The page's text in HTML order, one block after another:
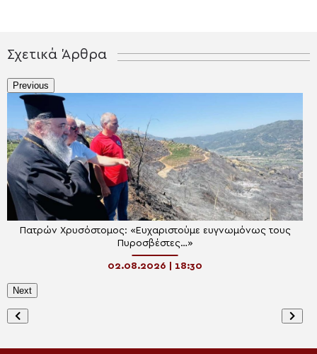
Σχετικά Άρθρα
Previous
Πατρών Χρυσόστομος: «Ευχαριστούμε ευγνωμόνως τους
Πυροσβέστες…»
02.08.2026 | 18:30
Next